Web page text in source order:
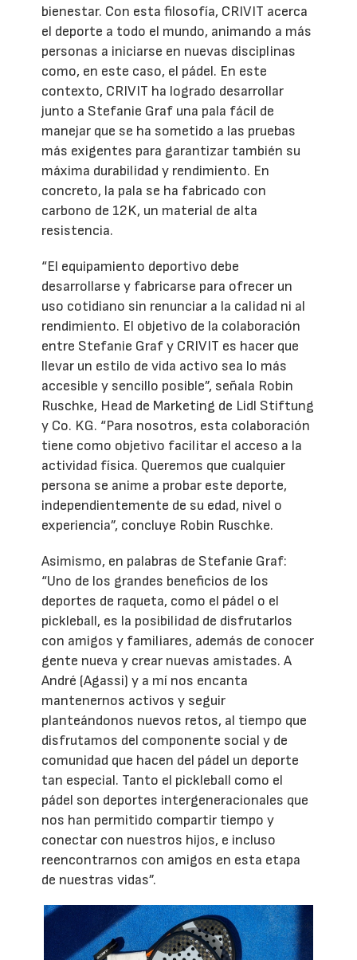
bienestar. Con esta filosofía, CRIVIT acerca
el deporte a todo el mundo, animando a más
personas a iniciarse en nuevas disciplinas
como, en este caso, el pádel. En este
contexto, CRIVIT ha logrado desarrollar
junto a Stefanie Graf una pala fácil de
manejar que se ha sometido a las pruebas
más exigentes para garantizar también su
máxima durabilidad y rendimiento. En
concreto, la pala se ha fabricado con
carbono de 12K, un material de alta
resistencia.
“El equipamiento deportivo debe
desarrollarse y fabricarse para ofrecer un
uso cotidiano sin renunciar a la calidad ni al
rendimiento. El objetivo de la colaboración
entre Stefanie Graf y CRIVIT es hacer que
llevar un estilo de vida activo sea lo más
accesible y sencillo posible”, señala Robin
Ruschke, Head de Marketing de Lidl Stiftung
y Co. KG. “Para nosotros, esta colaboración
tiene como objetivo facilitar el acceso a la
actividad física. Queremos que cualquier
persona se anime a probar este deporte,
independientemente de su edad, nivel o
experiencia”, concluye Robin Ruschke.
Asimismo, en palabras de Stefanie Graf:
“Uno de los grandes beneficios de los
deportes de raqueta, como el pádel o el
pickleball, es la posibilidad de disfrutarlos
con amigos y familiares, además de conocer
gente nueva y crear nuevas amistades. A
André (Agassi) y a mí nos encanta
mantenernos activos y seguir
planteándonos nuevos retos, al tiempo que
disfrutamos del componente social y de
comunidad que hacen del pádel un deporte
tan especial. Tanto el pickleball como el
pádel son deportes intergeneracionales que
nos han permitido compartir tiempo y
conectar con nuestros hijos, e incluso
reencontrarnos con amigos en esta etapa
de nuestras vidas”.